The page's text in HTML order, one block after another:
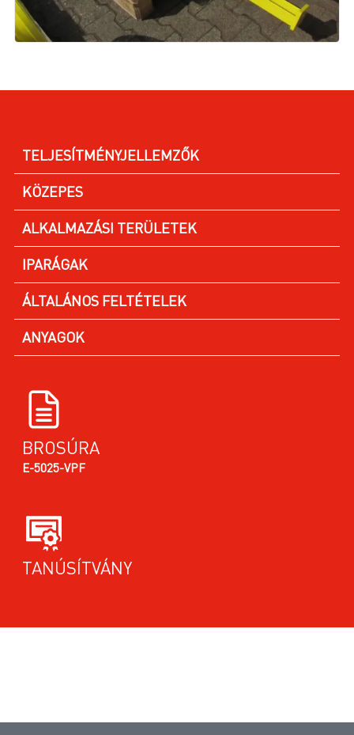
TELJESÍTMÉNYJELLEMZŐK
KÖZEPES
ALKALMAZÁSI TERÜLETEK
IPARÁGAK
ÁLTALÁNOS FELTÉTELEK
ANYAGOK
BROSÚRA
E-5025-VPF
TANÚSÍTVÁNY